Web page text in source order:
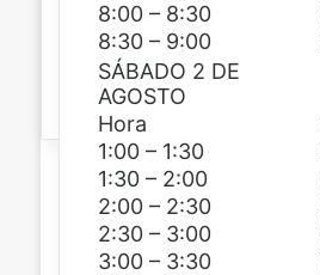
o
8:00 – 8:30
8:30 – 9:00
SÁBADO 2 DE
AGOSTO
Hora
1:00 – 1:30
1:30 – 2:00
2:00 – 2:30
2:30 – 3:00
3:00 – 3:30